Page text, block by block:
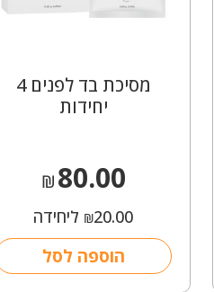
מסיכת בד לפנים 4
יחידות
₪80.00
₪20.00 ליחידה
הוספה לסל